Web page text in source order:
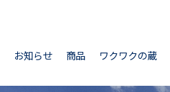
お知らせ 商品 ワクワクの蔵